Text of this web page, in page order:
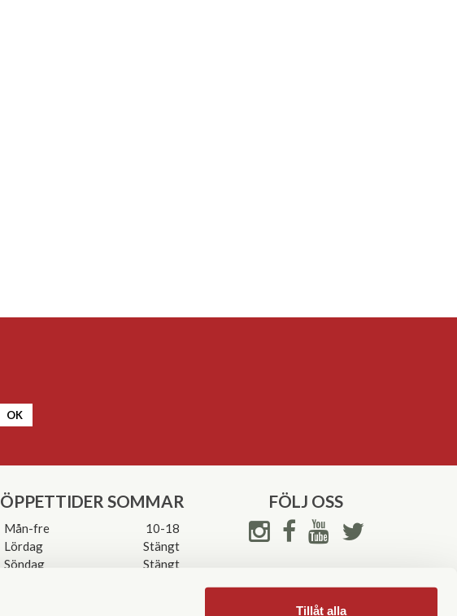
Tillåt alla
OK
ÖPPETTIDER SOMMAR
Mån-fre
10-18
Lördag
Stängt
Söndag
Stängt
FÖLJ OSS